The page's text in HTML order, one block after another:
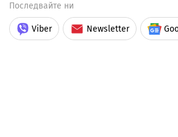
Последвайте ни
Viber Newsletter